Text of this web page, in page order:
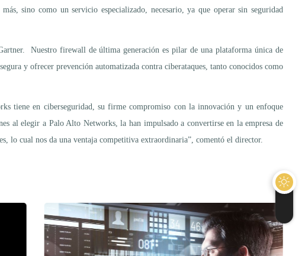
sino como un servicio especializado, necesario, ya que operar sin seguridad
Nuestro firewall de última generación es pilar de una plataforma única de
y ofrecer prevención automatizada contra ciberataques, tanto conocidos como
tiene en ciberseguridad, su firme compromiso con la innovación y un enfoque
al elegir a Palo Alto Networks, la han impulsado a convertirse en la empresa de
lo cual nos da una ventaja competitiva extraordinaria”, comentó el director.